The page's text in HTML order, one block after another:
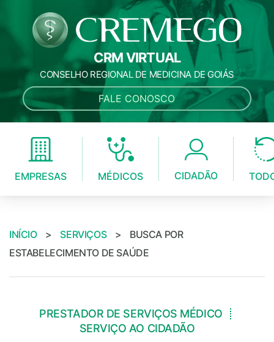
CRM VIRTUAL
CONSELHO REGIONAL DE MEDICINA DE GOIÁS
FALE CONOSCO
EMPRESAS MÉDICOS CIDADÃO
INÍCIO > SERVIÇOS >
BUSCA POR
ESTABELECIMENTO DE SAÚDE
PRESTADOR DE SERVIÇOS MÉDICO
SERVIÇO AO CIDADÃO